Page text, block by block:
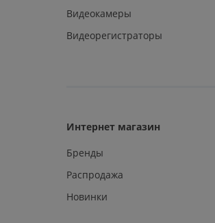
Видеокамеры
Видеорегистраторы
Интернет магазин
Бренды
Распродажа
Новинки